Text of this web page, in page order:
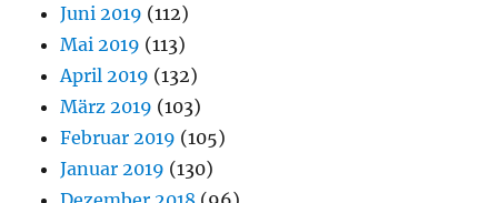
Juni 2019 (112)
Mai 2019 (113)
April 2019 (132)
März 2019 (103)
Februar 2019 (105)
Januar 2019 (130)